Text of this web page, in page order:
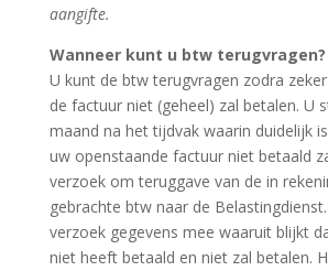
aangifte.
Wanneer kunt u btw terugvragen?
U kunt de btw terugvragen zodra
de factuur niet (geheel) zal betalen. U
maand na het tijdvak waarin duidelijk
uw openstaande factuur niet betaald
verzoek om teruggave van de in
gebrachte btw naar de
verzoek gegevens mee waaruit blijkt
niet heeft betaald en niet zal betalen.